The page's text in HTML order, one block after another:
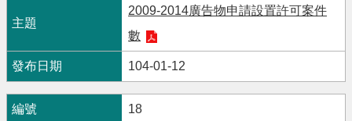
2009-2014廣告物申請設置許可案件
數
104-01-12
18